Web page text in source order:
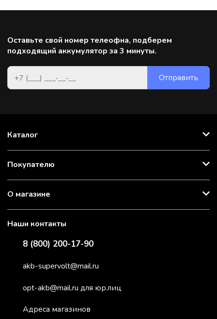
Оставьте свой номер телеофна, подберем
подходящий аккумулятор за 3 минуты.
Каталог
Покупателю
О магазине
Наши контакты
8 (800) 200-17-90
akb-supervolt@mail.ru
opt-akb@mail.ru для юр.лиц
Адреса магазинов